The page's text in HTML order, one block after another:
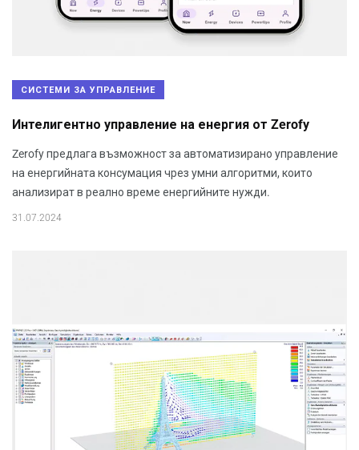
СИСТЕМИ ЗА УПРАВЛЕНИЕ
Интелигентно управление на енергия от Zerofy
Zerofy предлага възможност за автоматизирано управление
на енергийната консумация чрез умни алгоритми, които
анализират в реално време енергийните нужди.
31.07.2024